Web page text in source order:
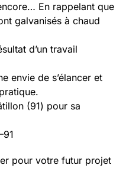
En rappelant que
galvanisés à chaud
d’un travail
envie de s’élancer et
(91) pour sa
pour votre futur projet